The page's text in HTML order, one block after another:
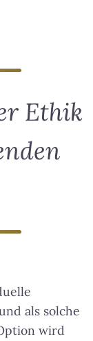
Ethik
als solche
wird